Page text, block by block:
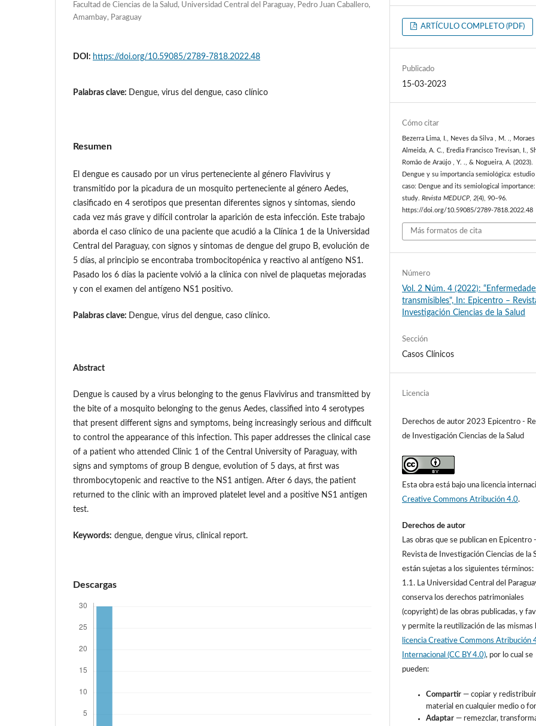
Facultad de Ciencias de la Salud, Universidad Central del Paraguay, Pedro Juan Caballero,
Amambay, Paraguay
DOI: https://doi.org/10.59085/2789-7818.2022.48
Palabras clave: Dengue, virus del dengue, caso clínico
Resumen
El dengue es causado por un virus perteneciente al género Flavivirus y
transmitido por la picadura de un mosquito perteneciente al género Aedes,
clasificado en 4 serotipos que presentan diferentes signos y síntomas, siendo
cada vez más grave y difícil controlar la aparición de esta infección. Este trabajo
aborda el caso clínico de una paciente que acudió a la Clínica 1 de la Universidad
Central del Paraguay, con signos y síntomas de dengue del grupo B, evolución de
5 días, al principio se encontraba trombocitopénica y reactivo al antígeno NS1.
Pasado los 6 días la paciente volvió a la clínica con nivel de plaquetas mejoradas
y con el examen del antígeno NS1 positivo.
Palabras clave: Dengue, virus del dengue, caso clínico.
Abstract
Dengue is caused by a virus belonging to the genus Flavivirus and transmitted by
the bite of a mosquito belonging to the genus Aedes, classified into 4 serotypes
that present different signs and symptoms, being increasingly serious and difficult
to control the appearance of this infection. This paper addresses the clinical case
of a patient who attended Clinic 1 of the Central University of Paraguay, with
signs and symptoms of group B dengue, evolution of 5 days, at first was
thrombocytopenic and reactive to the NS1 antigen. After 6 days, the patient
returned to the clinic with an improved platelet level and a positive NS1 antigen
test.
Keywords: dengue, dengue virus, clinical report.
Descargas
ARTÍCULO COMPLETO (PDF)
Publicado
15-03-2023
Cómo citar
Bezerra Lima, I., Neves da Silva , M. ., Moraes
Almeida, A. C., Eredia Francisco Trevisan, I.,
Romão de Araújo , Y. ., & Nogueira, A. (2023).
Dengue y su importancia semiológica: estudio
caso: Dengue and its semiological importance:
study.Revista MEDUCP 2(4), 90–96.
https://doi.org/10.59085/2789-7818.2022.48
Más formatos de cita
Número
Vol. 2 Núm. 4 (2022):
transmisibles", In: Epicentro –
Investigación Ciencias de la Salud
Sección
Casos Clínicos
Licencia
Derechos de autor 2023 Epicentro -
de Investigación Ciencias de la Salud
Esta obra está bajo una licencia
Creative Commons Atribución 4.0.
Derechos de autor
Las obras que se publican en Epicentro -
Revista de Investigación Ciencias de la
están sujetas a los siguientes términos:
1.1. La Universidad Central del
conserva los derechos patrimoniales
(copyright) de las obras publicadas, y
y permite la reutilización de las mismas
licencia Creative CommonsAtribución
Internacional (CC BY 4.0), por lo cual se
pueden:
Compartir — copiar y redistribuir
material en cualquier medio o
Adaptar — remezclar,